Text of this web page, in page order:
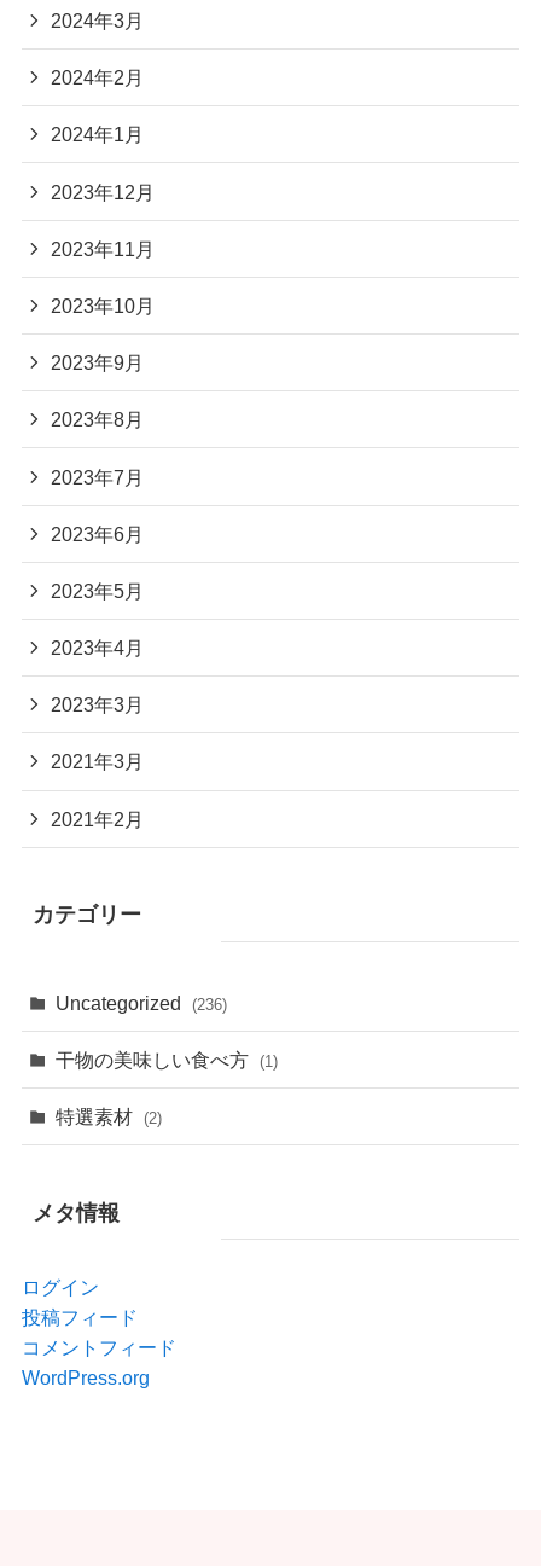
2024年3月
2024年2月
2024年1月
2023年12月
2023年11月
2023年10月
2023年9月
2023年8月
2023年7月
2023年6月
2023年5月
2023年4月
2023年3月
2021年3月
2021年2月
カテゴリー
Uncategorized (236)
干物の美味しい食べ方 (1)
特選素材 (2)
メタ情報
ログイン
投稿フィード
コメントフィード
WordPress.org